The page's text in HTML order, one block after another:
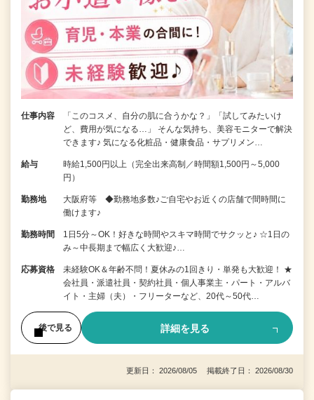
仕事内容
「このコスメ、自分の肌に合うかな？」「試してみたいけ
ど、費用が気になる…」 そんな気持ち、美容モニターで解決
できます♪ 気になる化粧品・健康食品・サプリメン…
給与
時給1,500円以上（完全出来高制／時間額1,500円～5,000
円）
勤務地
大阪府等 ◆勤務地多数♪ご自宅やお近くの店舗で間時間に
働けます♪
勤務時間
1日5分～OK！好きな時間やスキマ時間でサクッと♪ ☆1日の
み～中長期まで幅広く大歓迎♪…
応募資格
未経験OK＆年齢不問！夏休みの1回きり・単発も大歓迎！ ★
会社員・派遣社員・契約社員・個人事業主・パート・アルバ
イト・主婦（夫）・フリーターなど、20代～50代…
後で見る 詳細を見る
更新日： 2026/08/05 掲載終了日： 2026/08/30